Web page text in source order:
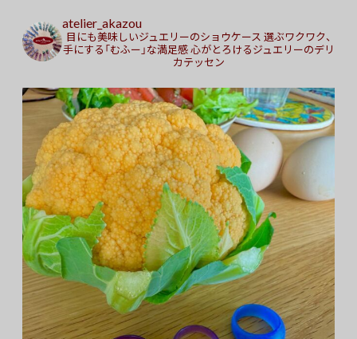
atelier_akazou
目にも美味しいジュエリーのショウケース 選ぶワクワク、
手にする「むふー」な満足感心がとろけるジュエリーのデリ
カテッセン